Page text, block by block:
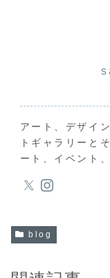
アート、デザイ
トギャラリーと
ート、イベント
blog